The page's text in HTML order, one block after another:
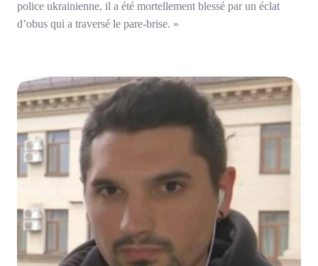
police ukrainienne, il a été mortellement blessé par un éclat
d’obus qui a traversé le pare-brise. »